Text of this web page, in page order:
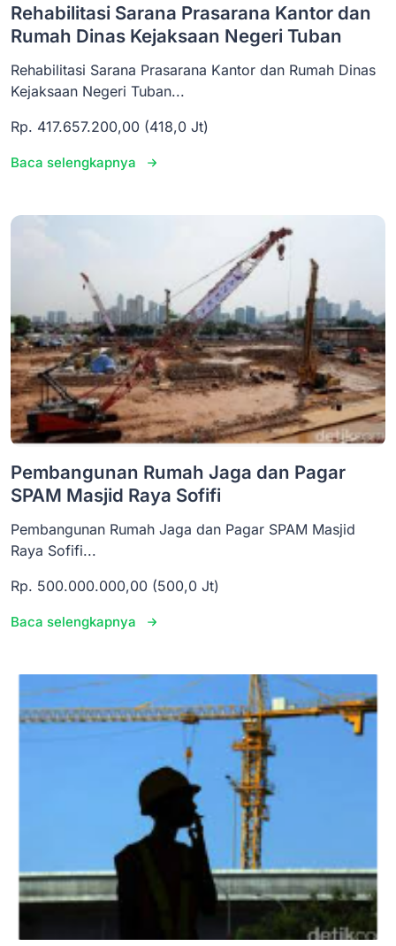
Rehabilitasi Sarana Prasarana Kantor dan
Rumah Dinas Kejaksaan Negeri Tuban
Rehabilitasi Sarana Prasarana Kantor dan Rumah Dinas
Kejaksaan Negeri Tuban...
Rp. 417.657.200,00 (418,0 Jt)
Baca selengkapnya
Pembangunan Rumah Jaga dan Pagar
SPAM Masjid Raya Sofifi
Pembangunan Rumah Jaga dan Pagar SPAM Masjid
Raya Sofifi...
Rp. 500.000.000,00 (500,0 Jt)
Baca selengkapnya